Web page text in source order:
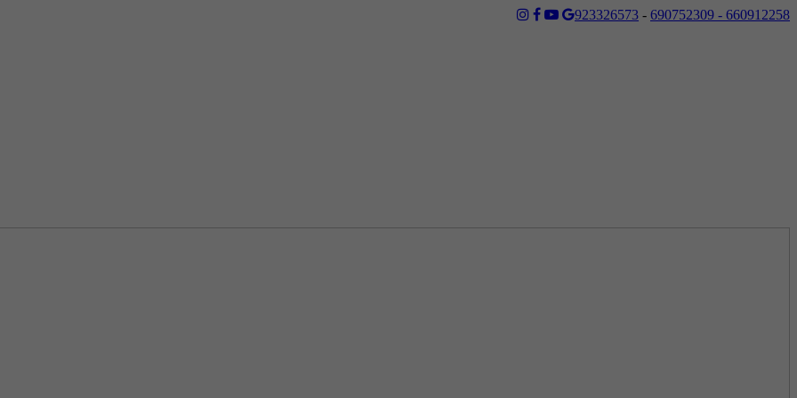
923326573 - 690752309 - 660912258